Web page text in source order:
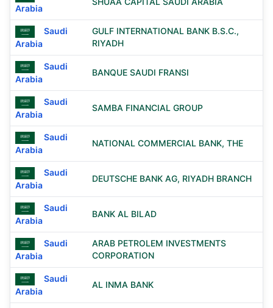
Arabia
Saudi
Arabia
GULF INTERNATIONAL BANK B.S.C.,
RIYADH
Saudi
Arabia
BANQUE SAUDI FRANSI
Saudi
Arabia
SAMBA FINANCIAL GROUP
Saudi
Arabia
NATIONAL COMMERCIAL BANK, THE
Saudi
Arabia
DEUTSCHE BANK AG, RIYADH BRANCH
Saudi
Arabia
BANK AL BILAD
Saudi
Arabia
ARAB PETROLEM INVESTMENTS
CORPORATION
Saudi
Arabia
AL INMA BANK